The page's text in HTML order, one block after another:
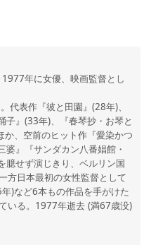
年に女優、映画監督とし
代表作『彼と田園』(28年)、
子』(33年)、『春琴抄・お琴と
、空前のヒット作『愛染かつ
』『サンダカン八番娼館・
臆せず演じきり、ベルリン国
方日本最初の女性監督として
)など6本もの作品を手がけた
いる。1977年逝去 (満67歳没)